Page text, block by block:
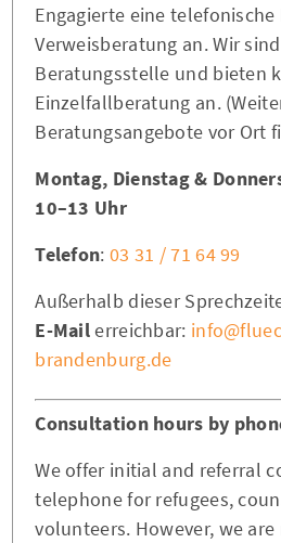
Engagierte eine telefonische
Verweisberatung an. Wir
Beratungsstelle und bieten
Einzelfallberatung an.
Beratungsangebote vor Ort
Montag, Dienstag &
10–13 Uhr
Telefon: 03 31 / 71 64 99
Außerhalb dieser
E-Mailerreichbar:
brandenburg.de
Consultation hours by
We offer initial and referral
telephone for refugees,
volunteers. However, we